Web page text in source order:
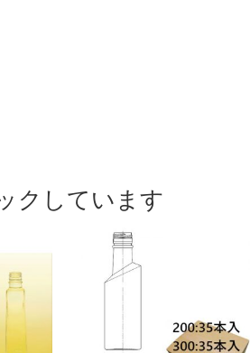
クしています